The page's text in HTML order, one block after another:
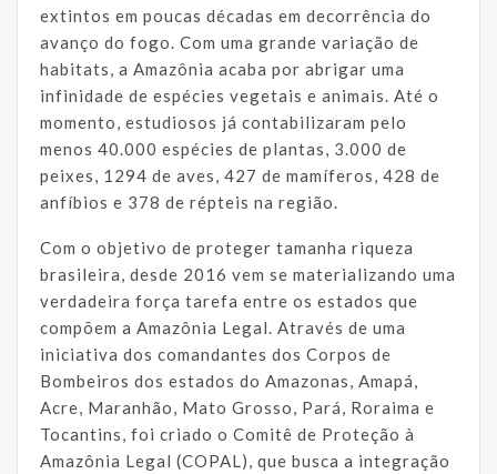
extintos em poucas décadas em decorrência do
avanço do fogo. Com uma grande variação de
habitats, a Amazônia acaba por abrigar uma
infinidade de espécies vegetais e animais. Até o
momento, estudiosos já contabilizaram pelo
menos 40.000 espécies de plantas, 3.000 de
peixes, 1294 de aves, 427 de mamíferos, 428 de
anfíbios e 378 de répteis na região.
Com o objetivo de proteger tamanha riqueza
brasileira, desde 2016 vem se materializando uma
verdadeira força tarefa entre os estados que
compõem a Amazônia Legal. Através de uma
iniciativa dos comandantes dos Corpos de
Bombeiros dos estados do Amazonas, Amapá,
Acre, Maranhão, Mato Grosso, Pará, Roraima e
Tocantins, foi criado o Comitê de Proteção à
Amazônia Legal (COPAL), que busca a integração